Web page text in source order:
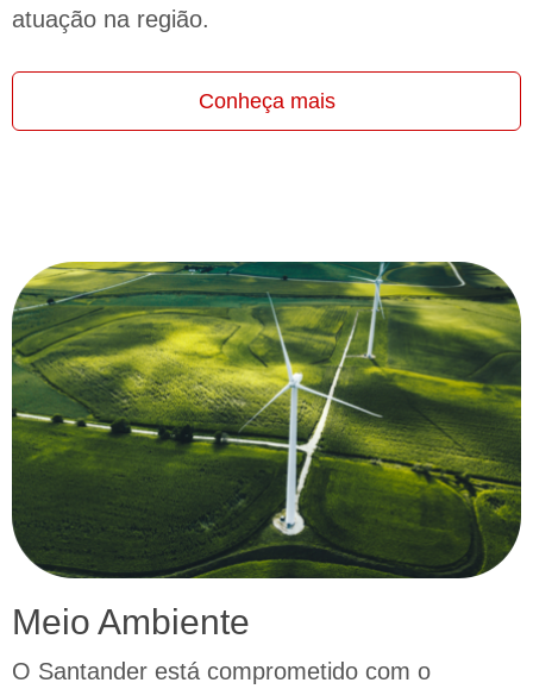
atuação na região.
Conheça mais
Meio Ambiente
O Santander está comprometido com o